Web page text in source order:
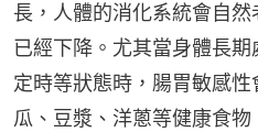
長，人體的消化系統會自
已經下降。尤其當身體長
定時等狀態時，腸胃敏感
瓜、豆漿、洋蔥等健康食